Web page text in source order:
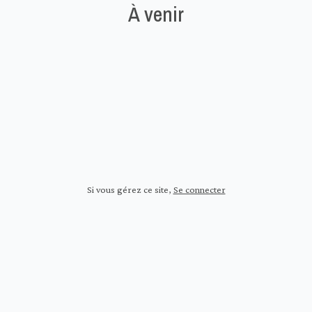
À venir
Si vous gérez ce site, Se connecter